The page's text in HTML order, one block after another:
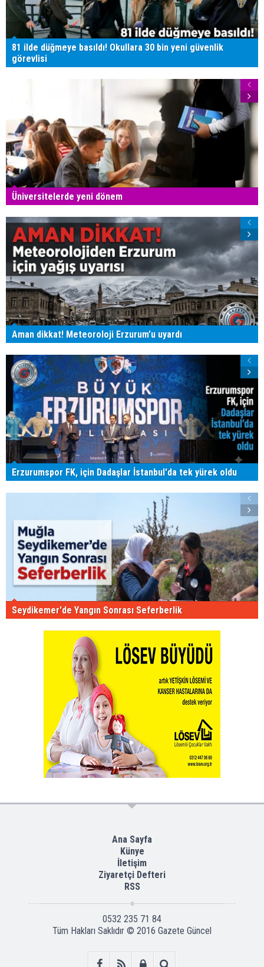
81 ilde düğmeye basıldı! Okullara 30 bin yeni güvenlik
görevlisi
Üniversitelerde yeni dönem
Aman dikkat! Meteoroloji Erzurum'u uyardı
Erzurumspor FK, için Dadaşlar İstanbul'da tek yürek oldu
Seydikemer'de Yangın Sonrası Seferberlik
Ana Sayfa
Künye
İletişim
Ziyaretçi Defteri
RSS
0532 235 71 84
Tüm Hakları Saklıdır © 2016 Gazete Güncel